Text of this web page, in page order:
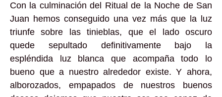
Con la culminación del Ritual de la Noche de San
Juan hemos conseguido una vez más que la luz
triunfe sobre las tinieblas, que el lado oscuro
quede sepultado definitivamente bajo la
espléndida luz blanca que acompaña todo lo
bueno que a nuestro alrededor existe. Y ahora,
alborozados, empapados de nuestros buenos